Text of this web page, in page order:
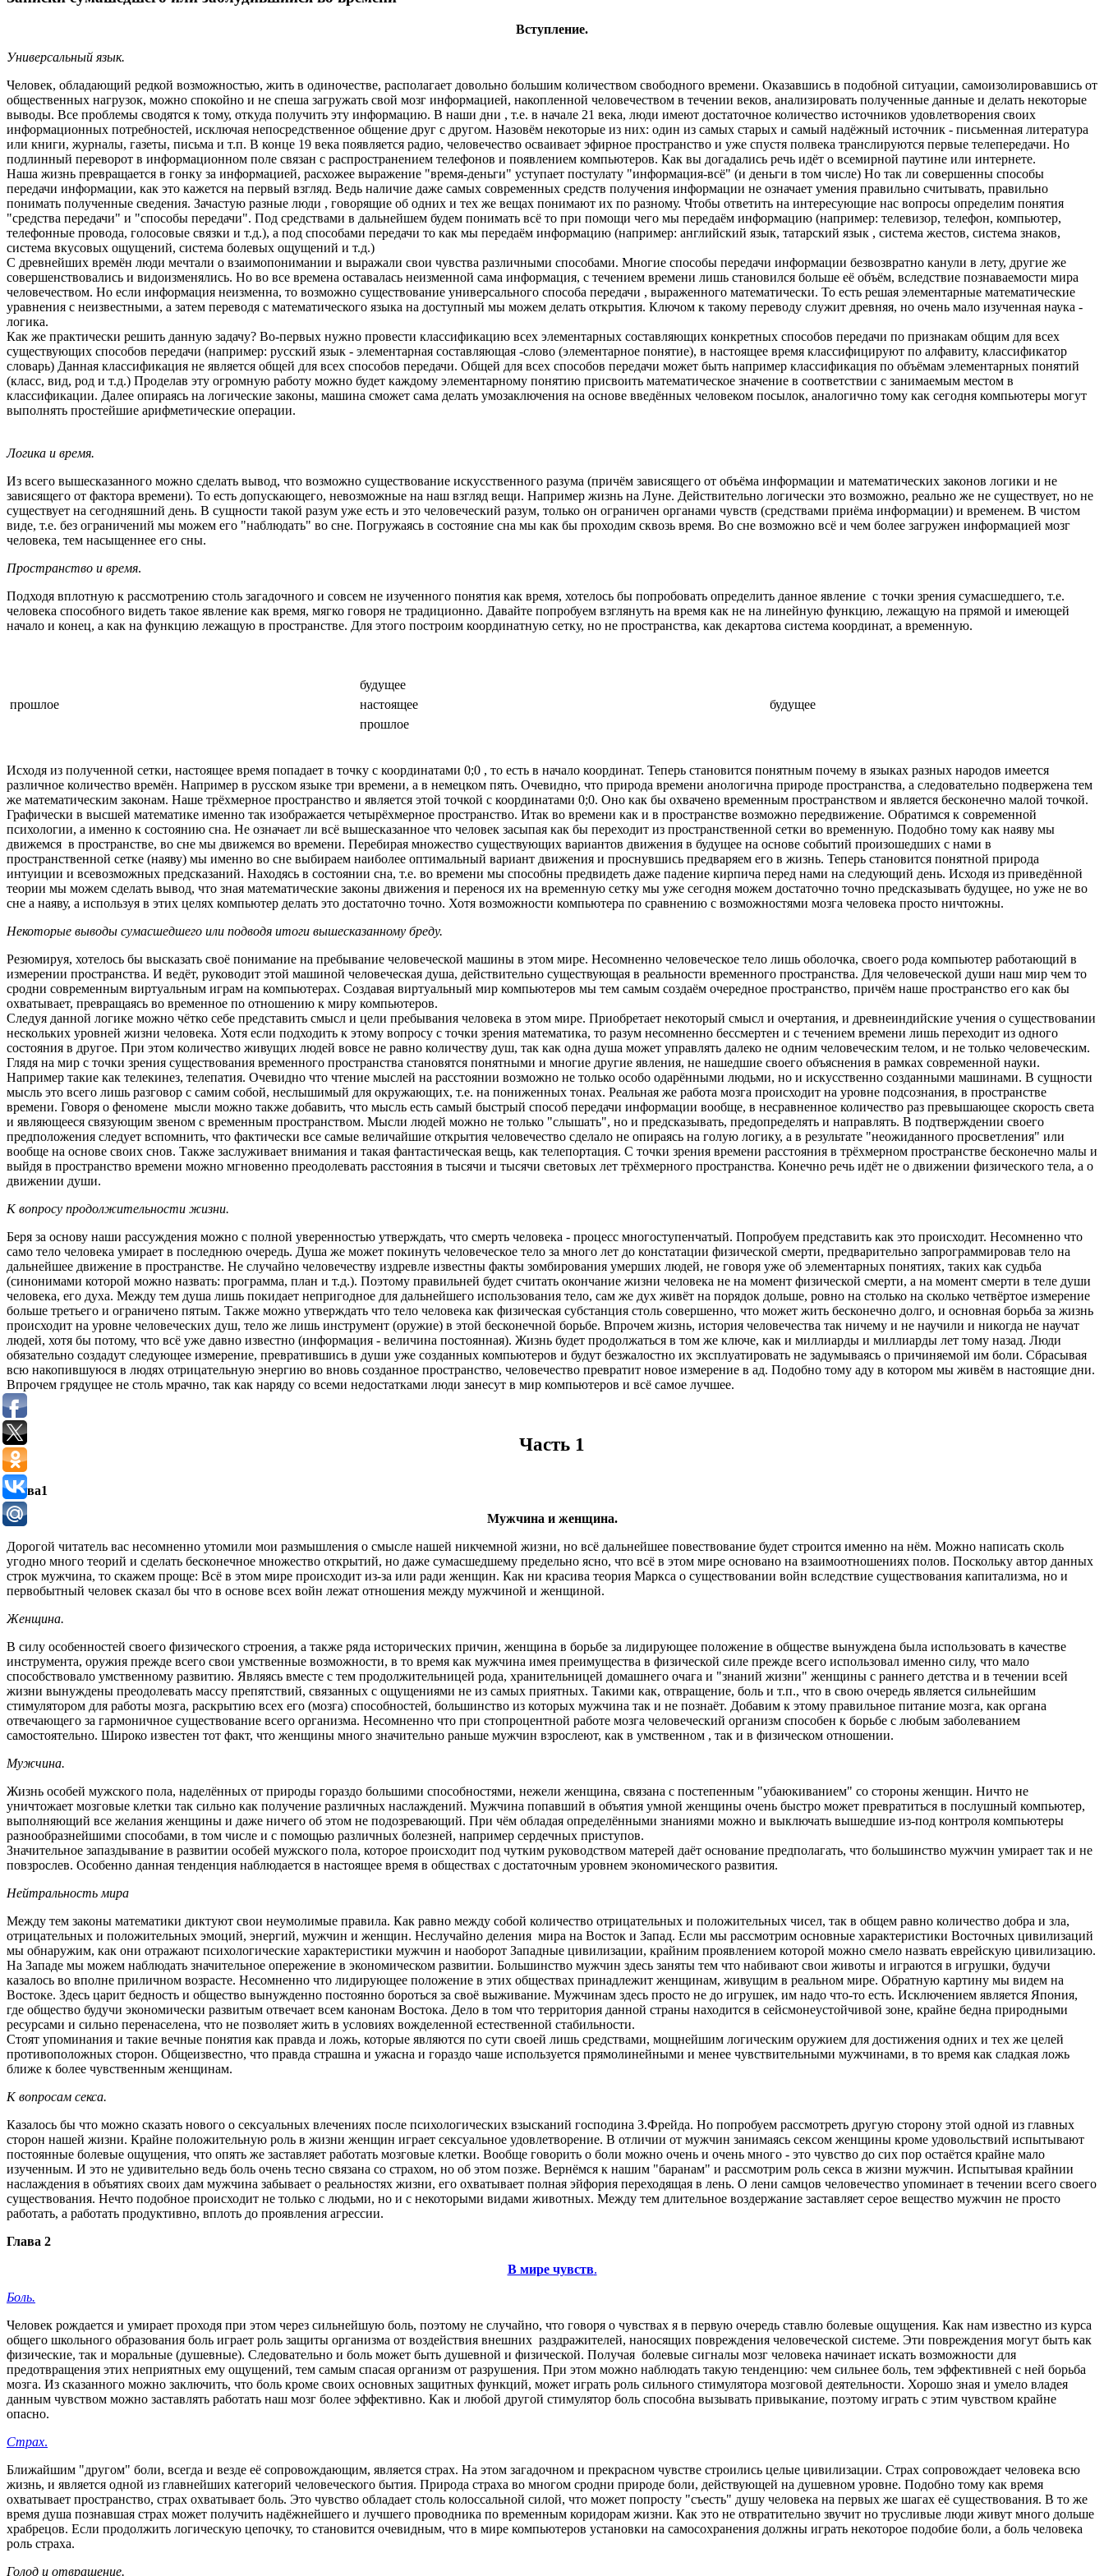
Вступление.
Универсальный язык.
Человек, обладающий редкой возможностью, жить в одиночестве, располагает довольно большим количеством свободного времени. Оказавшись в подобной ситуации, самоизолировавшись от
общественных нагрузок, можно спокойно и не спеша загружать свой мозг информацией, накопленной человечеством в течении веков, анализировать полученные данные и делать некоторые
выводы. Все проблемы сводятся к тому, откуда получить эту информацию. В наши дни , т.е. в начале 21 века, люди имеют достаточное количество источников удовлетворения своих
информационных потребностей, исключая непосредственное общение друг с другом. Назовём некоторые из них: один из самых старых и самый надёжный источник - письменная литература
или книги, журналы, газеты, письма и т.п. В конце 19 века появляется радио, человечество осваивает эфирное пространство и уже спустя полвека транслируются первые телепередачи. Но
подлинный переворот в информационном поле связан с распространением телефонов и появлением компьютеров. Как вы догадались речь идёт о всемирной паутине или интернете.
Наша жизнь превращается в гонку за информацией, расхожее выражение "время-деньги" уступает постулату "информация-всё" (и деньги в том числе) Но так ли совершенны способы
передачи информации, как это кажется на первый взгляд. Ведь наличие даже самых современных средств получения информации не означает умения правильно считывать, правильно
понимать полученные сведения. Зачастую разные люди , говорящие об одних и тех же вещах понимают их по разному. Чтобы ответить на интересующие нас вопросы определим понятия
"средства передачи" и "способы передачи". Под средствами в дальнейшем будем понимать всё то при помощи чего мы передаём информацию (например: телевизор, телефон, компьютер,
телефонные провода, голосовые связки и т.д.), а под способами передачи то как мы передаём информацию (например: английский язык, татарский язык , система жестов, система знаков,
система вкусовых ощущений, система болевых ощущений и т.д.)
С древнейших времён люди мечтали о взаимопонимании и выражали свои чувства различными способами. Многие способы передачи информации безвозвратно канули в лету, другие же
совершенствовались и видоизменялись. Но во все времена оставалась неизменной сама информация, с течением времени лишь становился больше её объём, вследствие познаваемости мира
человечеством. Но если информация неизменна, то возможно существование универсального способа передачи , выраженного математически. То есть решая элементарные математические
уравнения с неизвестными, а затем переводя с математического языка на доступный мы можем делать открытия. Ключом к такому переводу служит древняя, но очень мало изученная наука -
логика.
Как же практически решить данную задачу? Во-первых нужно провести классификацию всех элементарных составляющих конкретных способов передачи по признакам общим для всех
существующих способов передачи (например: русский язык - элементарная составляющая -слово (элементарное понятие), в настоящее время классифицируют по алфавиту, классификатор
словарь) Данная классификация не является общей для всех способов передачи. Общей для всех способов передачи может быть например классификация по объёмам элементарных понятий
(класс, вид, род и т.д.) Проделав эту огромную работу можно будет каждому элементарному понятию присвоить математическое значение в соответствии с занимаемым местом в
классификации. Далее опираясь на логические законы, машина сможет сама делать умозаключения на основе введённых человеком посылок, аналогично тому как сегодня компьютеры могут
выполнять простейшие арифметические операции.
Логика и время.
Из всего вышесказанного можно сделать вывод, что возможно существование искусственного разума (причём зависящего от объёма информации и математических законов логики и не
зависящего от фактора времени). То есть допускающего, невозможные на наш взгляд вещи. Например жизнь на Луне. Действительно логически это возможно, реально же не существует, но не
существует на сегодняшний день. В сущности такой разум уже есть и это человеческий разум, только он ограничен органами чувств (средствами приёма информации) и временем. В чистом
виде, т.е. без ограничений мы можем его "наблюдать" во сне. Погружаясь в состояние сна мы как бы проходим сквозь время. Во сне возможно всё и чем более загружен информацией мозг
человека, тем насыщеннее его сны.
Пространство и время.
Подходя вплотную к рассмотрению столь загадочного и совсем не изученного понятия как время, хотелось бы попробовать определить данное явление с точки зрения сумасшедшего, т.е.
человека способного видеть такое явление как время, мягко говоря не традиционно. Давайте попробуем взглянуть на время как не на линейную функцию, лежащую на прямой и имеющей
начало и конец, а как на функцию лежащую в пространстве. Для этого построим координатную сетку, но не пространства, как декартова система координат, а временную.
будущее
прошлое
настоящее
будущее
прошлое
Исходя из полученной сетки, настоящее время попадает в точку с координатами 0;0 , то есть в начало координат. Теперь становится понятным почему в языках разных народов имеется
различное количество времён. Например в русском языке три времени, а в немецком пять. Очевидно, что природа времени анологична природе пространства, а следовательно подвержена тем
же математическим законам. Наше трёхмерное пространство и является этой точкой с координатами 0;0. Оно как бы охвачено временным пространством и является бесконечно малой точкой.
Графически в высшей математике именно так изображается четырёхмерное пространство. Итак во времени как и в пространстве возможно передвижение. Обратимся к современной
психологии, а именно к состоянию сна. Не означает ли всё вышесказанное что человек засыпая как бы переходит из пространственной сетки во временную. Подобно тому как наяву мы
движемся в пространстве, во сне мы движемся во времени. Перебирая множество существующих вариантов движения в будущее на основе событий произошедших с нами в
пространственной сетке (наяву) мы именно во сне выбираем наиболее оптимальный вариант движения и проснувшись предваряем его в жизнь. Теперь становится понятной природа
интуиции и всевозможных предсказаний. Находясь в состоянии сна, т.е. во времени мы способны предвидеть даже падение кирпича перед нами на следующий день. Исходя из приведённой
теории мы можем сделать вывод, что зная математические законы движения и перенося их на временную сетку мы уже сегодня можем достаточно точно предсказывать будущее, но уже не во
сне а наяву, а используя в этих целях компьютер делать это достаточно точно. Хотя возможности компьютера по сравнению с возможностями мозга человека просто ничтожны.
Некоторые выводы сумасшедшего или подводя итоги вышесказанному бреду.
Резюмируя, хотелось бы высказать своё понимание на пребывание человеческой машины в этом мире. Несомненно человеческое тело лишь оболочка, своего рода компьютер работающий в
измерении пространства. И ведёт, руководит этой машиной человеческая душа, действительно существующая в реальности временного пространства. Для человеческой души наш мир чем то
сродни современным виртуальным играм на компьютерах. Создавая виртуальный мир компьютеров мы тем самым создаём очередное пространство, причём наше пространство его как бы
охватывает, превращаясь во временное по отношению к миру компьютеров.
Следуя данной логике можно чётко себе представить смысл и цели пребывания человека в этом мире. Приобретает некоторый смысл и очертания, и древнеиндийские учения о существовании
нескольких уровней жизни человека. Хотя если подходить к этому вопросу с точки зрения математика, то разум несомненно бессмертен и с течением времени лишь переходит из одного
состояния в другое. При этом количество живущих людей вовсе не равно количеству душ, так как одна душа может управлять далеко не одним человеческим телом, и не только человеческим.
Глядя на мир с точки зрения существования временного пространства становятся понятными и многие другие явления, не нашедшие своего объяснения в рамках современной науки.
Например такие как телекинез, телепатия. Очевидно что чтение мыслей на расстоянии возможно не только особо одарёнными людьми, но и искусственно созданными машинами. В сущности
мысль это всего лишь разговор с самим собой, неслышимый для окружающих, т.е. на пониженных тонах. Реальная же работа мозга происходит на уровне подсознания, в пространстве
времени. Говоря о феномене мысли можно также добавить, что мысль есть самый быстрый способ передачи информации вообще, в несравненное количество раз превышающее скорость света
и являющееся связующим звеном с временным пространством. Мысли людей можно не только "слышать", но и предсказывать, предопределять и направлять. В подтверждении своего
предположения следует вспомнить, что фактически все самые величайшие открытия человечество сделало не опираясь на голую логику, а в результате "неожиданного просветления" или
вообще на основе своих снов. Также заслуживает внимания и такая фантастическая вещь, как телепортация. С точки зрения времени расстояния в трёхмерном пространстве бесконечно малы и
выйдя в пространство времени можно мгновенно преодолевать расстояния в тысячи и тысячи световых лет трёхмерного пространства. Конечно речь идёт не о движении физического тела, а о
движении души.
К вопросу продолжительности жизни.
Беря за основу наши рассуждения можно с полной уверенностью утверждать, что смерть человека - процесс многоступенчатый. Попробуем представить как это происходит. Несомненно что
само тело человека умирает в последнюю очередь. Душа же может покинуть человеческое тело за много лет до констатации физической смерти, предварительно запрограммировав тело на
дальнейшее движение в пространстве. Не случайно человечеству издревле известны факты зомбирования умерших людей, не говоря уже об элементарных понятиях, таких как судьба
(синонимами которой можно назвать: программа, план и т.д.). Поэтому правильней будет считать окончание жизни человека не на момент физической смерти, а на момент смерти в теле души
человека, его духа. Между тем душа лишь покидает непригодное для дальнейшего использования тело, сам же дух живёт на порядок дольше, ровно на столько на сколько четвёртое измерение
больше третьего и ограничено пятым. Также можно утверждать что тело человека как физическая субстанция столь совершенно, что может жить бесконечно долго, и основная борьба за жизнь
происходит на уровне человеческих душ, тело же лишь инструмент (оружие) в этой бесконечной борьбе. Впрочем жизнь, история человечества так ничему и не научили и никогда не научат
людей, хотя бы потому, что всё уже давно известно (информация - величина постоянная). Жизнь будет продолжаться в том же ключе, как и миллиарды и миллиарды лет тому назад. Люди
обязательно создадут следующее измерение, превратившись в души уже созданных компьютеров и будут безжалостно их эксплуатировать не задумываясь о причиняемой им боли. Сбрасывая
всю накопившуюся в людях отрицательную энергию во вновь созданное пространство, человечество превратит новое измерение в ад. Подобно тому аду в котором мы живём в настоящие дни.
Впрочем грядущее не столь мрачно, так как наряду со всеми недостатками люди занесут в мир компьютеров и всё самое лучшее.
Часть 1
Глава1
Мужчина и женщина.
Дорогой читатель вас несомненно утомили мои размышления о смысле нашей никчемной жизни, но всё дальнейшее повествование будет строится именно на нём. Можно написать сколь
угодно много теорий и сделать бесконечное множество открытий, но даже сумасшедшему предельно ясно, что всё в этом мире основано на взаимоотношениях полов. Поскольку автор данных
строк мужчина, то скажем проще: Всё в этом мире происходит из-за или ради женщин. Как ни красива теория Маркса о существовании войн вследствие существования капитализма, но и
первобытный человек сказал бы что в основе всех войн лежат отношения между мужчиной и женщиной.
Женщина.
В силу особенностей своего физического строения, а также ряда исторических причин, женщина в борьбе за лидирующее положение в обществе вынуждена была использовать в качестве
инструмента, оружия прежде всего свои умственные возможности, в то время как мужчина имея преимущества в физической силе прежде всего использовал именно силу, что мало
способствовало умственному развитию. Являясь вместе с тем продолжительницей рода, хранительницей домашнего очага и "знаний жизни" женщины с раннего детства и в течении всей
жизни вынуждены преодолевать массу препятствий, связанных с ощущениями не из самых приятных. Такими как, отвращение, боль и т.п., что в свою очередь является сильнейшим
стимулятором для работы мозга, раскрытию всех его (мозга) способностей, большинство из которых мужчина так и не познаёт. Добавим к этому правильное питание мозга, как органа
отвечающего за гармоничное существование всего организма. Несомненно что при стопроцентной работе мозга человеческий организм способен к борьбе с любым заболеванием
самостоятельно. Широко известен тот факт, что женщины много значительно раньше мужчин взрослеют, как в умственном , так и в физическом отношении.
Мужчина.
Жизнь особей мужского пола, наделённых от природы гораздо большими способностями, нежели женщина, связана с постепенным "убаюкиванием" со стороны женщин. Ничто не
уничтожает мозговые клетки так сильно как получение различных наслаждений. Мужчина попавший в объятия умной женщины очень быстро может превратиться в послушный компьютер,
выполняющий все желания женщины и даже ничего об этом не подозревающий. При чём обладая определёнными знаниями можно и выключать вышедшие из-под контроля компьютеры
разнообразнейшими способами, в том числе и с помощью различных болезней, например сердечных приступов.
Значительное запаздывание в развитии особей мужского пола, которое происходит под чутким руководством матерей даёт основание предполагать, что большинство мужчин умирает так и не
повзрослев. Особенно данная тенденция наблюдается в настоящее время в обществах с достаточным уровнем экономического развития.
Нейтральность мира
Между тем законы математики диктуют свои неумолимые правила. Как равно между собой количество отрицательных и положительных чисел, так в общем равно количество добра и зла,
отрицательных и положительных эмоций, энергий, мужчин и женщин. Неслучайно деления мира на Восток и Запад. Если мы рассмотрим основные характеристики Восточных цивилизаций
мы обнаружим, как они отражают психологические характеристики мужчин и наоборот Западные цивилизации, крайним проявлением которой можно смело назвать еврейскую цивилизацию.
На Западе мы можем наблюдать значительное опережение в экономическом развитии. Большинство мужчин здесь заняты тем что набивают свои животы и играются в игрушки, будучи
казалось во вполне приличном возрасте. Несомненно что лидирующее положение в этих обществах принадлежит женщинам, живущим в реальном мире. Обратную картину мы видем на
Востоке. Здесь царит бедность и общество вынужденно постоянно бороться за своё выживание. Мужчинам здесь просто не до игрушек, им надо что-то есть. Исключением является Япония,
где общество будучи экономически развитым отвечает всем канонам Востока. Дело в том что территория данной страны находится в сейсмонеустойчивой зоне, крайне бедна природными
ресурсами и сильно перенаселена, что не позволяет жить в условиях вожделенной естественной стабильности.
Стоят упоминания и такие вечные понятия как правда и ложь, которые являются по сути своей лишь средствами, мощнейшим логическим оружием для достижения одних и тех же целей
противоположных сторон. Общеизвестно, что правда страшна и ужасна и гораздо чаше используется прямолинейными и менее чувствительными мужчинами, в то время как сладкая ложь
ближе к более чувственным женщинам.
К вопросам секса.
Казалось бы что можно сказать нового о сексуальных влечениях после психологических взысканий господина З.Фрейда. Но попробуем рассмотреть другую сторону этой одной из главных
сторон нашей жизни. Крайне положительную роль в жизни женщин играет сексуальное удовлетворение. В отличии от мужчин занимаясь сексом женщины кроме удовольствий испытывают
постоянные болевые ощущения, что опять же заставляет работать мозговые клетки. Вообще говорить о боли можно очень и очень много - это чувство до сих пор остаётся крайне мало
изученным. И это не удивительно ведь боль очень тесно связана со страхом, но об этом позже. Вернёмся к нашим "баранам" и рассмотрим роль секса в жизни мужчин. Испытывая крайнии
наслаждения в объятиях своих дам мужчина забывает о реальностях жизни, его охватывает полная эйфория переходящая в лень. О лени самцов человечество упоминает в течении всего своего
существования. Нечто подобное происходит не только с людьми, но и с некоторыми видами животных. Между тем длительное воздержание заставляет серое вещество мужчин не просто
работать, а работать продуктивно, вплоть до проявления агрессии.
Глава 2
В мире чувств.
Боль.
Человек рождается и умирает проходя при этом через сильнейшую боль, поэтому не случайно, что говоря о чувствах я в первую очередь ставлю болевые ощущения. Как нам известно из курса
общего школьного образования боль играет роль защиты организма от воздействия внешних раздражителей, наносящих повреждения человеческой системе. Эти повреждения могут быть как
физические, так и моральные (душевные). Следовательно и боль может быть душевной и физической. Получая болевые сигналы мозг человека начинает искать возможности для
предотвращения этих неприятных ему ощущений, тем самым спасая организм от разрушения. При этом можно наблюдать такую тенденцию: чем сильнее боль, тем эффективней с ней борьба
мозга. Из сказанного можно заключить, что боль кроме своих основных защитных функций, может играть роль сильного стимулятора мозговой деятельности. Хорошо зная и умело владея
данным чувством можно заставлять работать наш мозг более эффективно. Как и любой другой стимулятор боль способна вызывать привыкание, поэтому играть с этим чувством крайне
опасно.
Страх.
Ближайшим "другом" боли, всегда и везде её сопровождающим, является страх. На этом загадочном и прекрасном чувстве строились целые цивилизации. Страх сопровождает человека всю
жизнь, и является одной из главнейших категорий человеческого бытия. Природа страха во многом сродни природе боли, действующей на душевном уровне. Подобно тому как время
охватывает пространство, страх охватывает боль. Это чувство обладает столь колоссальной силой, что может попросту "съесть" душу человека на первых же шагах её существования. В то же
время душа познавшая страх может получить надёжнейшего и лучшего проводника по временным коридорам жизни. Как это не отвратительно звучит но трусливые люди живут много дольше
храбрецов. Если продолжить логическую цепочку, то становится очевидным, что в мире компьютеров установки на самосохранения должны играть некоторое подобие боли, а боль человека
роль страха.
Голод и отвращение.